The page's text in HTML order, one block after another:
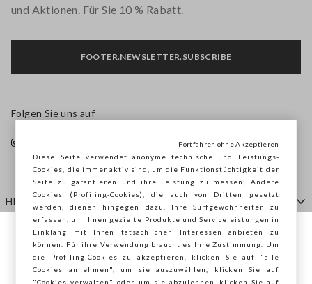
HILFE
AGENTUR
und Aktionen. Für Sie 10 % Rabatt.
FOOTER.NEWSLETTER.SUBSCRIBE
Folgen Sie uns auf
Sie surfen auf der Seite von STEFANEL
Deutschland, möchten Sie Ihren Standort
speichern?
Diese Seite verwendet anonyme technische und Leistungs-
Cookies, die immer aktiv sind, um die Funktionstüchtigkeit der
Seite zu garantieren und ihre Leistung zu messen; Andere
Cookies (Profiling-Cookies), die auch von Dritten gesetzt
werden, dienen hingegen dazu, Ihre Surfgewohnheiten zu
erfassen, um Ihnen gezielte Produkte und Serviceleistungen in
Einklang mit Ihren tatsächlichen Interessen anbieten zu
können. Für ihre Verwendung braucht es Ihre Zustimmung. Um
die Profiling-Cookies zu akzeptieren, klicken Sie auf "alle
Cookies annehmen", um sie auszuwählen, klicken Sie auf
"Cookies verwalten" oder, um sie abzulehnen, klicken Sie auf
Fortfahren ohne Akzeptieren